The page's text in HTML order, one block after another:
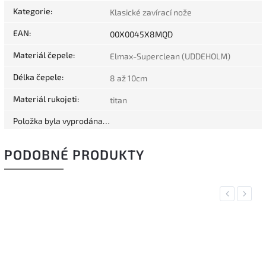
Kategorie: Klasické zavírací nože
EAN: 00X0045X8MQD
Materiál čepele: Elmax-Superclean (UDDEHOLM)
Délka čepele: 8 až 10cm
Materiál rukojeti: titan
Položka byla vyprodána…
PODOBNÉ PRODUKTY
Previous
Next